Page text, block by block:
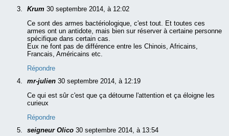
Krum 30 septembre 2014, à 12:02
Ce sont des armes bactériologique, c'est tout. Et toutes ces
armes ont un antidote, mais bien sur réserver à certaine personne
spécifique dans certain cas.
Eux ne font pas de différence entre les Chinois, Africains,
Francais, Américains etc.
Répondre
mr-julien 30 septembre 2014, à 12:19
Ce qui est sûr c'est que ça détourne l'attention et ça éloigne les
curieux
Répondre
seigneur Olico 30 septembre 2014, à 13:54